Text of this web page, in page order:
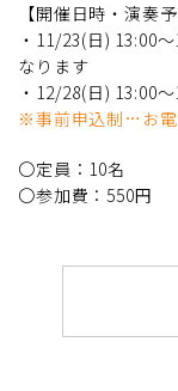
【開催日時・演奏予
・11/23(日) 13:00
なります
・12/28(日) 13:00
※事前申込制…お
〇定員：10名
〇参加費：550円